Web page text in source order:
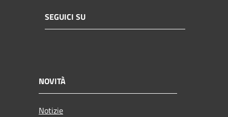
SEGUICI SU
NOVITÀ
Notizie